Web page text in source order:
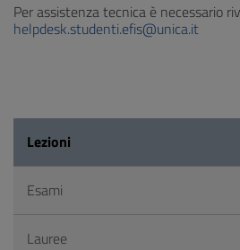
Per assistenza tecnica è necessario
helpdesk.studenti.efis@unica.it
Lezioni
Esami
Lauree